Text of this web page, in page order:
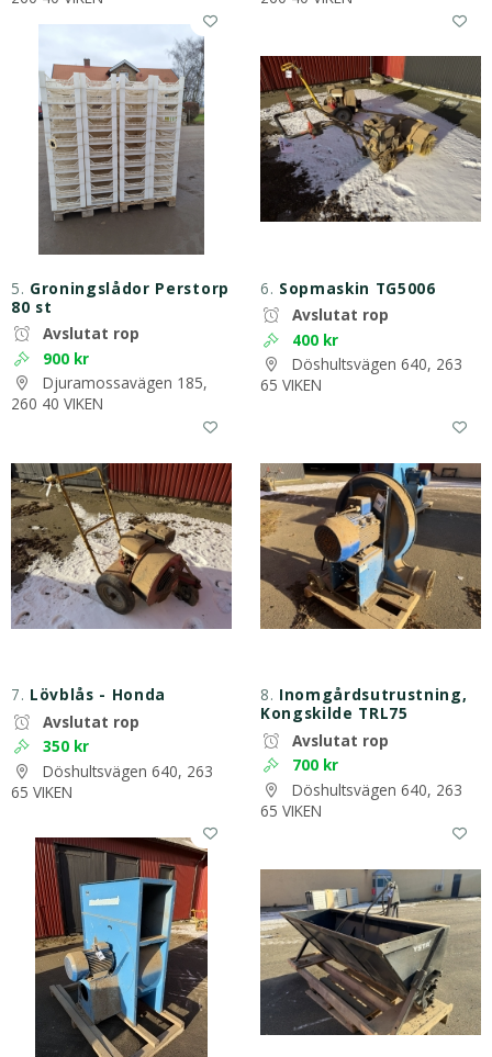
5. Groningslådor Perstorp
80 st
Avslutat rop
900 kr
Djuramossavägen 185,
260 40 VIKEN
6. Sopmaskin TG5006
Avslutat rop
400 kr
Döshultsvägen 640, 263
65 VIKEN
7. Lövblås - Honda
Avslutat rop
350 kr
Döshultsvägen 640, 263
65 VIKEN
8. Inomgårdsutrustning,
Kongskilde TRL75
Avslutat rop
700 kr
Döshultsvägen 640, 263
65 VIKEN